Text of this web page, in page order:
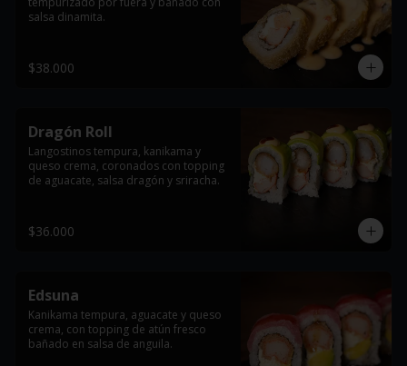
salsa dinamita.
$38.000
Dragón Roll
Langostinos tempura, kanikama y
queso crema, coronados con topping
de aguacate, salsa dragón y sriracha.
$36.000
Edsuna
Kanikama tempura, aguacate y queso
crema, con topping de atún fresco
bañado en salsa de anguila.